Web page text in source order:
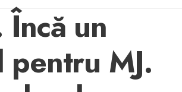
Încă un
MJ.